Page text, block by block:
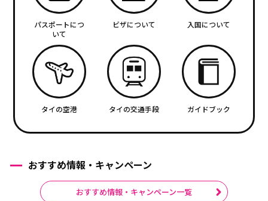
パスポートにつ
いて
ビザについて 入国について
タイの空港 タイの交通手段 ガイドブック
おすすめ情報・キャンペーン
おすすめ情報・キャンペーン一覧